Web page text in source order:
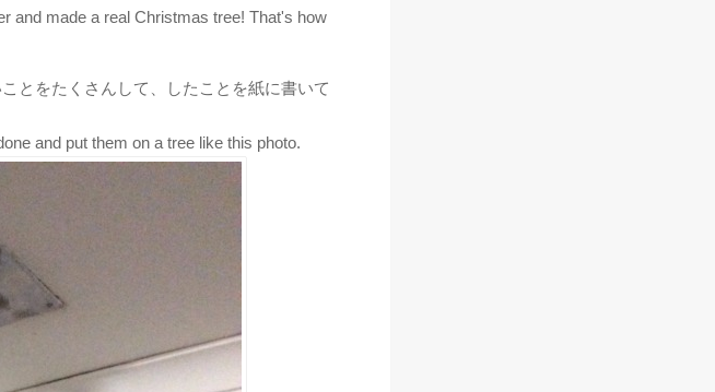
and made a real Christmas tree! That's how
とをたくさんして、したことを紙に書いて
and put them on a tree like this photo.